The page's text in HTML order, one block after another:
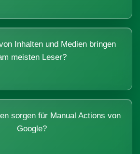
Inhalten und Medien bringen
meisten Leser?
sorgen für Manual Actions von
Google?